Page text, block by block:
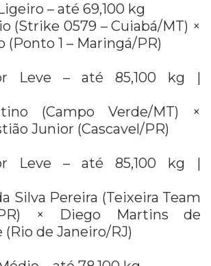
– até 69,100 kg
(Strike 0579 – Cuiabá/MT) ×
(Ponto 1 – Maringá/PR)
Leve – até 85,100 kg |
(Campo Verde/MT) ×
Junior (Cascavel/PR)
Leve – até 85,100 kg |
Silva Pereira (Teixeira Team
× Diego Martins de
de Janeiro/RJ)